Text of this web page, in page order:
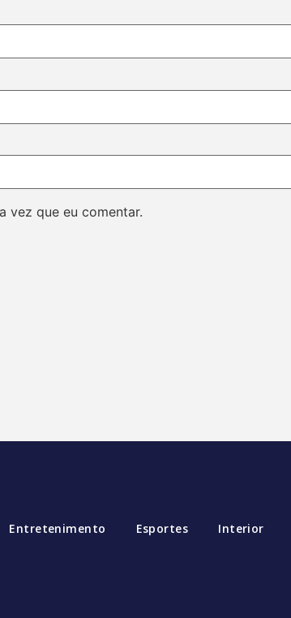
vez que eu comentar.
Entretenimento Esportes Interior